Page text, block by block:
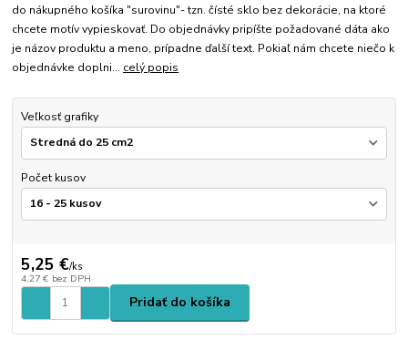
do nákupného košíka "surovinu"- tzn. čísté sklo bez dekorácie, na ktoré
chcete motív vypieskovať. Do objednávky pripíšte požadované dáta ako
je názov produktu a meno, prípadne ďalší text. Pokiaľ nám chcete niečo k
objednávke doplni... celý popis
Veľkosť grafiky
Počet kusov
5,25 €/ks
4,27 € bez DPH
Pridať do košíka